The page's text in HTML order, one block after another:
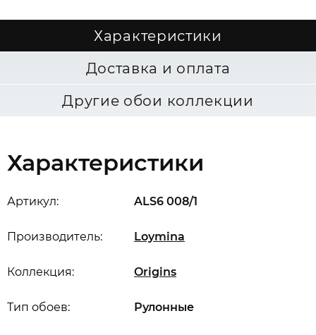
Характеристики
Доставка и оплата
Другие обои коллекции
Характеристики
Артикул: ALS6 008/1
Производитель: Loymina
Коллекция: Origins
Тип обоев: Рулонные